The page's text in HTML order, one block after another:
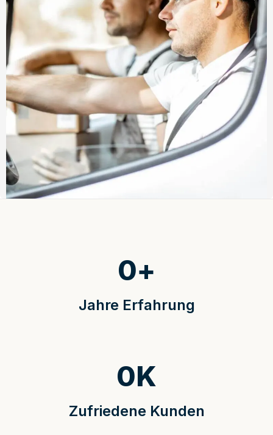
Jahre Erfahrung
0+
Zufriedene Kunden
0K